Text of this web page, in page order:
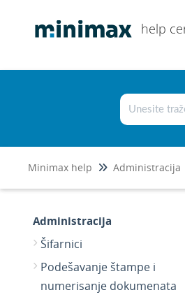
help
Minimax help Administracija
Administracija
Šifarnici
Podešavanje štampe i
numerisanje dokumenata